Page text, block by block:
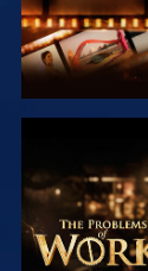
ΤΗ ΣΕΙΡΑ